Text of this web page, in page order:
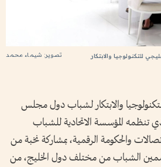
تصوير: شيماء محمد للتكنولوجيا والابتكار
والابتكار لشباب دول مجلس
الخليجي 2025، الذي تنظمه المؤسسة الاتحادية للشباب
والحكومة الرقمية، بمشاركة نخبة من
الشباب من مختلف دول الخليج، من